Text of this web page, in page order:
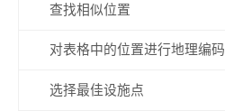
查找相似位置
对表格中的位置进行地理编码
选择最佳设施点